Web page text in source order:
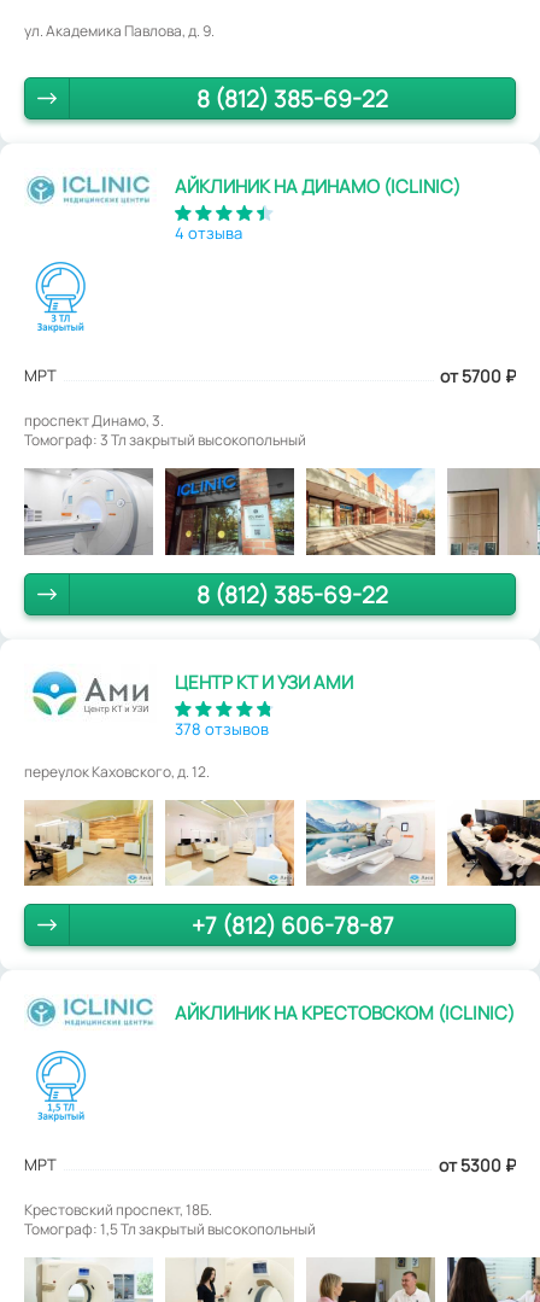
ул. Академика Павлова, д. 9.
8 (812) 385-69-22
АЙКЛИНИК НА ДИНАМО (ICLINIC)
4 отзыва
МРТ от 5700 ₽
проспект Динамо, 3.
Томограф: 3 Тл закрытый высокопольный
8 (812) 385-69-22
ЦЕНТР КТ И УЗИ АМИ
378 отзывов
переулок Каховского, д. 12.
+7 (812) 606-78-87
АЙКЛИНИК НА КРЕСТОВСКОМ (ICLINIC)
МРТ от 5300 ₽
Крестовский проспект, 18Б.
Томограф: 1,5 Тл закрытый высокопольный